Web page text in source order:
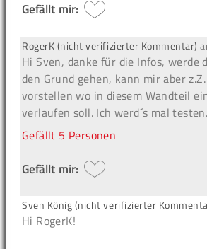
Gefällt mir:
RogerK (nicht verifizierter Kommentar)
Hi Sven, danke für die Infos, werde
den Grund gehen, kann mir aber
vorstellen wo in diesem Wandteil
verlaufen soll. Ich werd´s mal
Gefällt 5 Personen
Gefällt mir:
Sven König (nicht verifizierter
Hi RogerK!